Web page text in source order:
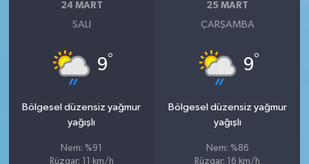
24 MART
SALI
9°
Bölgesel düzensiz yağmur
yağışlı
Nem: %91
Rüzgar: 11 km/h
25 MART
ÇARŞAMBA
9°
Bölgesel düzensiz yağmur
yağışlı
Nem: %86
Rüzgar: 16 km/h